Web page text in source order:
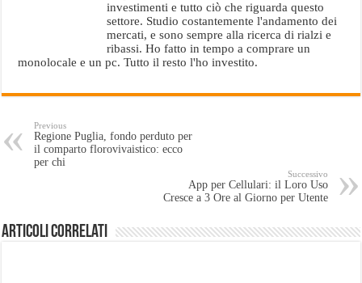
investimenti e tutto ciò che riguarda questo
settore. Studio costantemente l'andamento dei
mercati, e sono sempre alla ricerca di rialzi e
ribassi. Ho fatto in tempo a comprare un
monolocale e un pc. Tutto il resto l'ho investito.
Previous
Regione Puglia, fondo perduto per
il comparto florovivaistico: ecco
per chi
Successivo
App per Cellulari: il Loro Uso
Cresce a 3 Ore al Giorno per Utente
Articoli Correlati